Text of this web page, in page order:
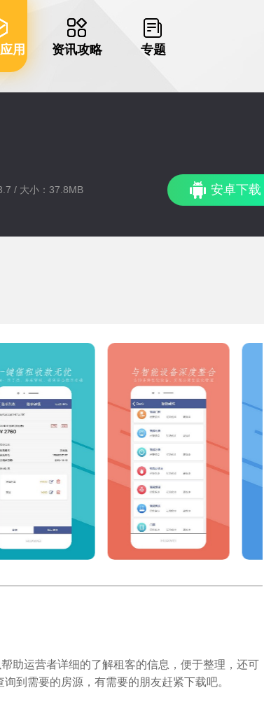
用 资讯攻略 专题
/ 大小：37.8MB 安卓下载
助运营者详细的了解租客的信息，便于整理，还可
到需要的房源，有需要的朋友赶紧下载吧。